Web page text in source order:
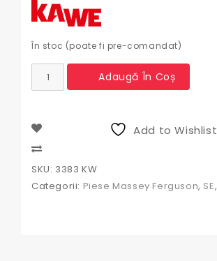
În stoc (poate fi pre-comandat)
Cantitate
Disc
Massey
Ferguson
3383
3311943M91,
3105233M91,
Adaugă În Coș
Add to Wishlist
SKU: 3383 KW
Categorii: Piese Massey Ferguson, SE,